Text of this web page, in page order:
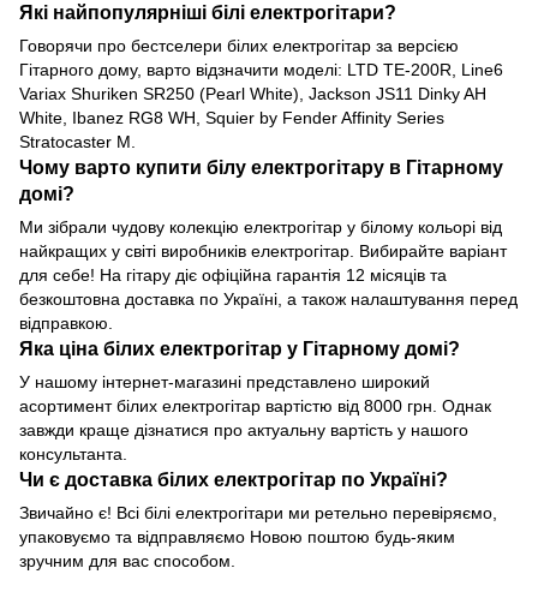
Які найпопулярніші білі електрогітари?
Говорячи про бестселери білих електрогітар за версією
Гітарного дому, варто відзначити моделі: LTD TE-200R, Line6
Variax Shuriken SR250 (Pearl White), Jackson JS11 Dinky AH
White, Ibanez RG8 WH, Squier by Fender Affinity Series
Stratocaster M.
Чому варто купити білу електрогітару в Гітарному
домі?
Ми зібрали чудову колекцію електрогітар у білому кольорі від
найкращих у світі виробників електрогітар. Вибирайте варіант
для себе! На гітару діє офіційна гарантія 12 місяців та
безкоштовна доставка по Україні, а також налаштування перед
відправкою.
Яка ціна білих електрогітар у Гітарному домі?
У нашому інтернет-магазині представлено широкий
асортимент білих електрогітар вартістю від 8000 грн. Однак
завжди краще дізнатися про актуальну вартість у нашого
консультанта.
Чи є доставка білих електрогітар по Україні?
Звичайно є! Всі білі електрогітари ми ретельно перевіряємо,
упаковуємо та відправляємо Новою поштою будь-яким
зручним для вас способом.